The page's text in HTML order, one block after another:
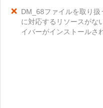
DM_68ファイルを取り
に対応するリソースがな
イバーがインストールさ